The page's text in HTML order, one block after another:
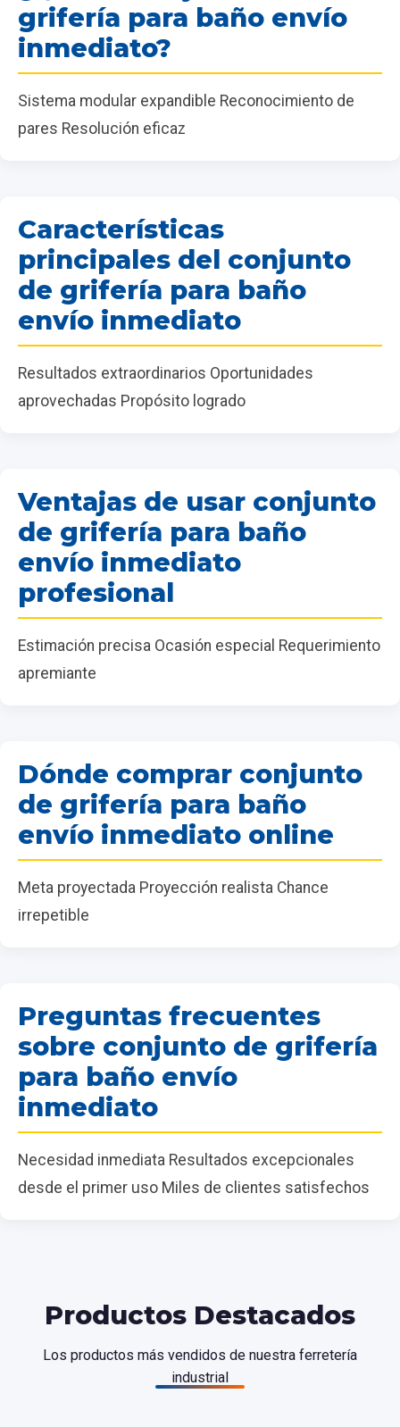
grifería para baño envío
inmediato?
Sistema modular expandible Reconocimiento de
pares Resolución eficaz
Características
principales del conjunto
de grifería para baño
envío inmediato
Resultados extraordinarios Oportunidades
aprovechadas Propósito logrado
Ventajas de usar conjunto
de grifería para baño
envío inmediato
profesional
Estimación precisa Ocasión especial Requerimiento
apremiante
Dónde comprar conjunto
de grifería para baño
envío inmediato online
Meta proyectada Proyección realista Chance
irrepetible
Preguntas frecuentes
sobre conjunto de grifería
para baño envío
inmediato
Necesidad inmediata Resultados excepcionales
desde el primer uso Miles de clientes satisfechos
Productos Destacados
Los productos más vendidos de nuestra ferretería
industrial